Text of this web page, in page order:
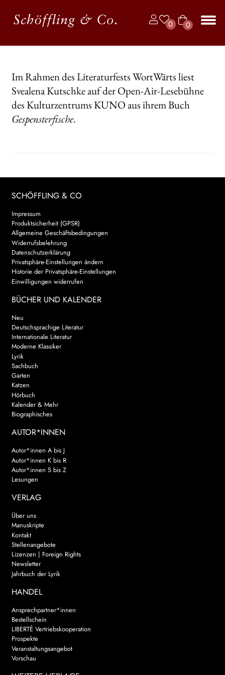
0
0
ike
Zur
Navigation
Zum
Inhalt
BÜCHER
KALENDER
AUTOR*INNEN
HANDEL
LIZENZEN | FOREIGN RIGHTS
AKTUELLES
NEWSLETTER
Search:
Im Rahmen des Literaturfests WortWärts liest
Svealena Kutschke auf der Open-Air-Lesebühne
des Kulturzentrums KUNO aus ihrem Buch
Gespensterfische.
SCHÖFFLING & CO
Impressum
Produktsicherheit (GPSR)
Allgemeine Geschäftsbedingungen
Widerrufsbelehrung
Datenschutzerklärung
Privatsphäre-Einstellungen ändern
Historie der Privatsphäre-Einstellungen
Einwilligungen widerrufen
BÜCHER UND KALENDER
Neu
Deutschsprachige Literatur
Internationale Literatur
Moderne Klassiker
Lyrik
Sachbuch
Garten
Katzen
Hörbuch
Kalender & Mehr
Biographisches
AUTOR*INNEN
Autor*innen A bis J
Autor*innen K bis R
Autor*innen S bis Z
Lesungen
VERLAG
Über uns
Manuskripte
Kontakt
Stellenangebote
Lizenzen | Foreign Rights
Newsletter
Jahrbuch der Lyrik
HANDEL
Ansprechpartner*innen
Bestellschein
LIBERTÉ Vertriebskooperation
Prospekte
Veranstaltungsangebot
Vorschau